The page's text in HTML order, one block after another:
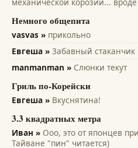
винтов. Там на микро уровне
поверхностей. А этот эффект
Немного общепита
vasvas » прикольно
Евгеша » Забавный стаканчик
manmanman » Слюнки текут
Гриль по-Корейски
Евгеша » Вкуснятина!
3.3 квадратных метра
Иван »
Тайване "пин" читается)